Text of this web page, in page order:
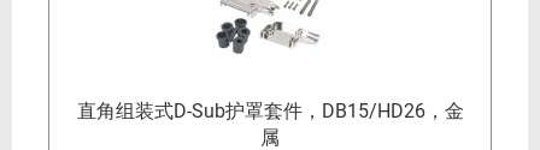
直角组装式D-Sub护罩套件，DB15/HD26，金
属